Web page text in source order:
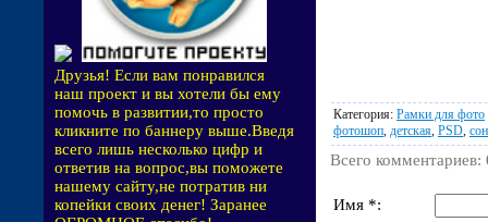
Друзья! Если вам понравился
наш проект и вы хотели бы ему
помочь в развитии,то просто
кликните по баннеру выше.Введя
всего лишь несколько цифр и
ответив на вопрос,вы поможете
нашему сайту,не потратив ни
копейки своих денег! Заранее
Категория: Рамки для фото
фотошоп детская PSD сон
Всего комментариев:
Имя *: